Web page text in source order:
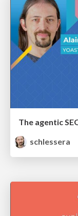
The agentic
schlessera